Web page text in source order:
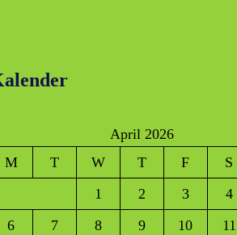
April 2026
M
T W T F S
1
2 3 4
6
7 8 9 10 11